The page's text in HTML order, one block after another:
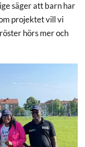
säger att barn har
projektet vill vi
hörs mer och